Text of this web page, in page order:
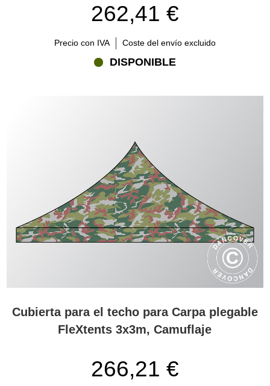
262,41 €
Precio con IVA Coste del envío excluido
DISPONIBLE
Cubierta para el techo para Carpa plegable
FleXtents 3x3m, Camuflaje
266,21 €